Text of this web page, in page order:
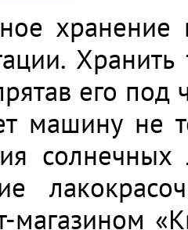
его
машину не
магазином